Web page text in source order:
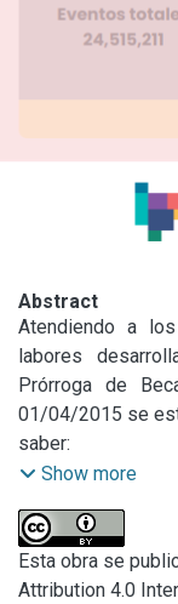
Abstract
Atendiendo a
labores
Prórroga de
01/04/2015 se
saber:
Investigación
la unidad de
de Buenos Aires.
comparación de
Show more
Esta obra se
Attribution 4.0